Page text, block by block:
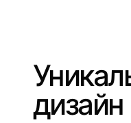
дизайн